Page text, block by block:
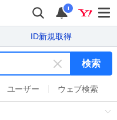
i
ID新規取得
キ
ー
ワ
検索
ユーザー ウェブ検索